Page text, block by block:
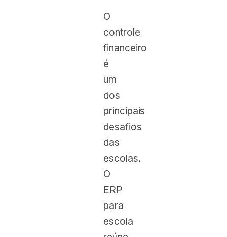
O
controle
financeiro
é
um
dos
principais
desafios
das
escolas.
O
ERP
para
escola